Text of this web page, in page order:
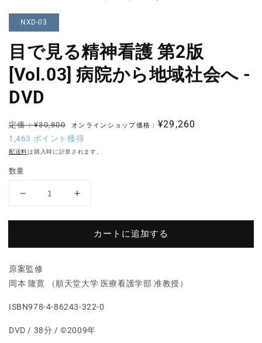
NXD-03
目で見る精神看護 第2版
[Vol.03] 病院から地域社会へ -
DVD
通
常
価
格
定価：¥30,800
セ
ー
ル
価
オンラインショップ価格： ¥29,260
1,463 ポイント獲得
配送料は購入時に計算されます。
数量
神
看
第
2
目
看
第
2
カートに追加する
原案監修
岡本 隆寛 （順天堂大学 医療看護学部 准教授）
ISBN978-4-86243-322-0
DVD / 38分 / ©2009年